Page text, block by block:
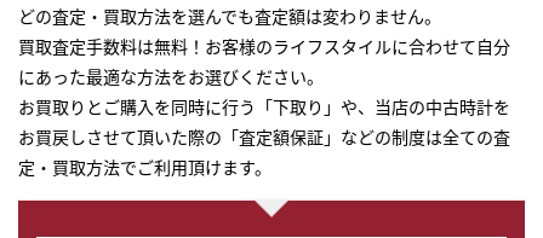
どの査定・買取方法を選んでも査定額は変わりません。
買取査定手数料は無料！お客様のライフスタイルに合わせて自分
にあった最適な方法をお選びください。
お買取りとご購入を同時に行う「下取り」や、当店の中古時計を
お買戻しさせて頂いた際の「査定額保証」などの制度は全ての査
定・買取方法でご利用頂けます。